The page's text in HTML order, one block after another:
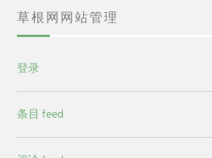
草根网网站管理
登录
条目 feed